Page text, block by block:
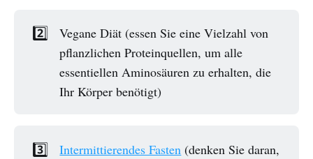
2️⃣
Vegane Diät (essen Sie eine Vielzahl von
pflanzlichen Proteinquellen, um alle
essentiellen Aminosäuren zu erhalten, die
Ihr Körper benötigt)
3️⃣ Intermittierendes Fasten (denken Sie daran,